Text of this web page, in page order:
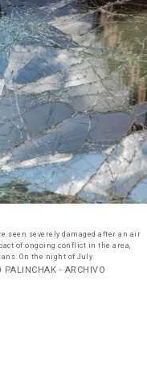
seen severely damaged after an air
of ongoing conflict in the area,
On the night of July
- ARCHIVO